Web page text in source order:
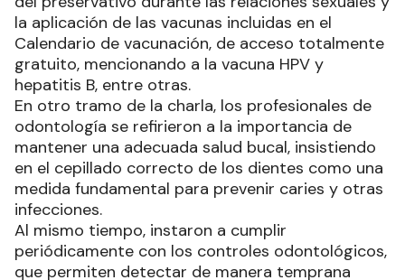
la aplicación de las vacunas incluidas en el
Calendario de vacunación, de acceso totalmente
gratuito, mencionando a la vacuna HPV y
hepatitis B, entre otras.
En otro tramo de la charla, los profesionales de
odontología se refirieron a la importancia de
mantener una adecuada salud bucal, insistiendo
en el cepillado correcto de los dientes como una
medida fundamental para prevenir caries y otras
infecciones.
Al mismo tiempo, instaron a cumplir
periódicamente con los controles odontológicos,
que permiten detectar de manera temprana